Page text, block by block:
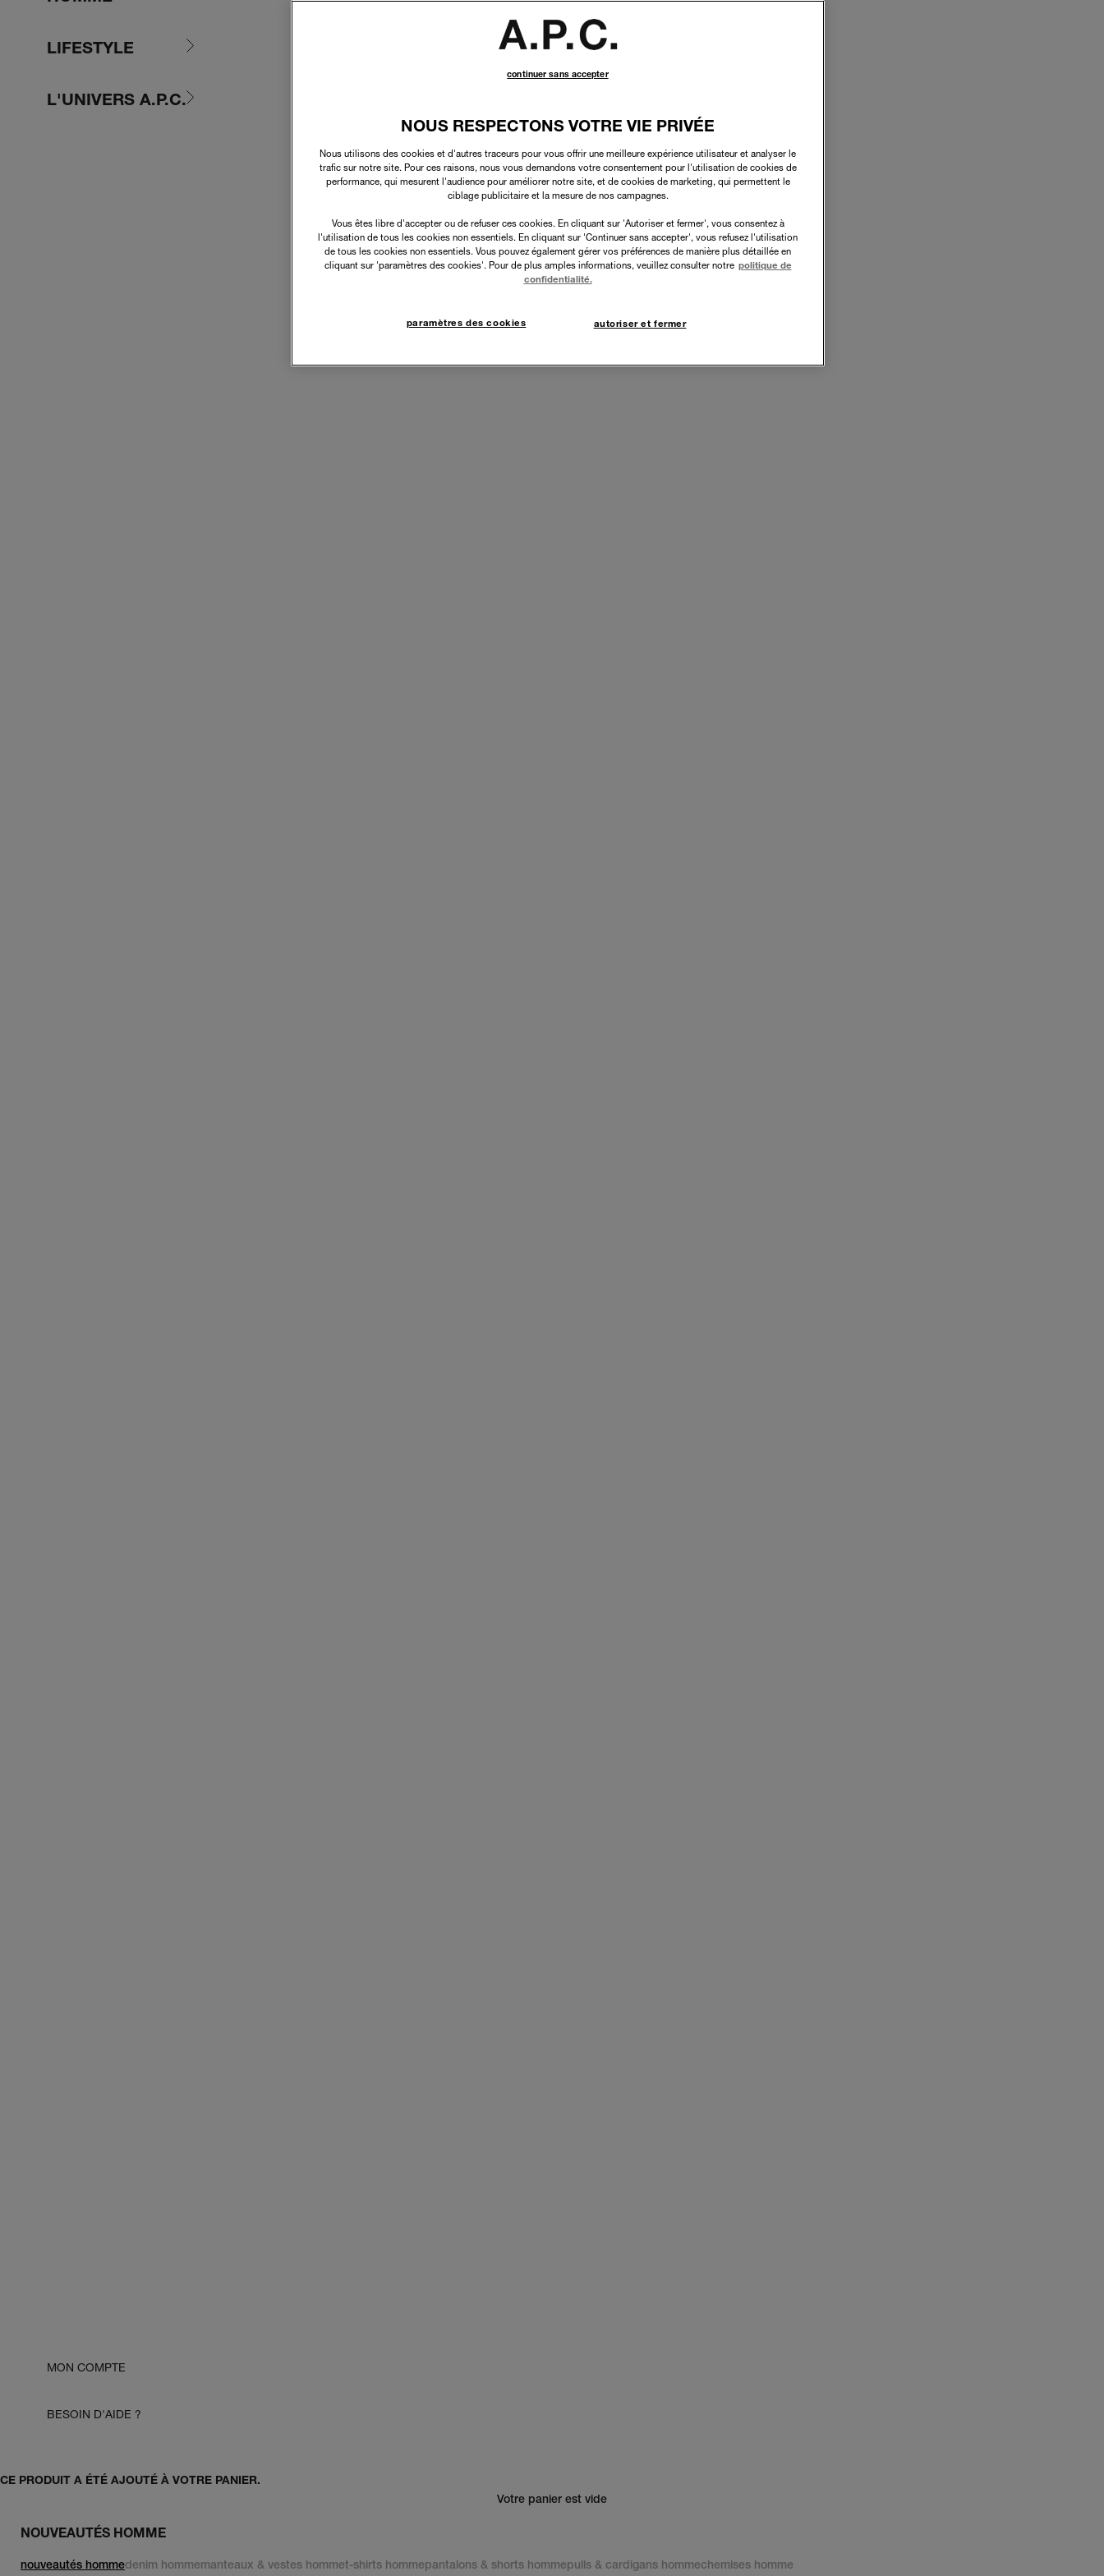
LIFESTYLE
L'UNIVERS A.P.C.
MON COMPTE
BESOIN D'AIDE ?
CE PRODUIT A ÉTÉ AJOUTÉ À VOTRE PANIER.
Votre panier est vide
NOUVEAUTÉS HOMME
nouveautés hommedenim hommemanteaux & vestes hommet-shirts hommepantalons & shorts hommepulls & cardigans hommechemises homme
NOUS RESPECTONS VOTRE VIE PRIVÉE
Nous utilisons des cookies et d'autres traceurs pour vous offrir une meilleure expérience utilisateur et analyser le
trafic sur notre site. Pour ces raisons, nous vous demandons votre consentement pour l'utilisation de cookies de
performance, qui mesurent l'audience pour améliorer notre site, et de cookies de marketing, qui permettent le
ciblage publicitaire et la mesure de nos campagnes.
Vous êtes libre d'accepter ou de refuser ces cookies. En cliquant sur 'Autoriser et fermer', vous consentez à
l'utilisation de tous les cookies non essentiels. En cliquant sur 'Continuer sans accepter', vous refusez l'utilisation
de tous les cookies non essentiels. Vous pouvez également gérer vos préférences de manière plus détaillée en
cliquant sur 'paramètres des cookies'. Pour de plus amples informations, veuillez consulter notre politique de
confidentialité.
paramètres des cookies autoriser et fermer
continuer sans accepter